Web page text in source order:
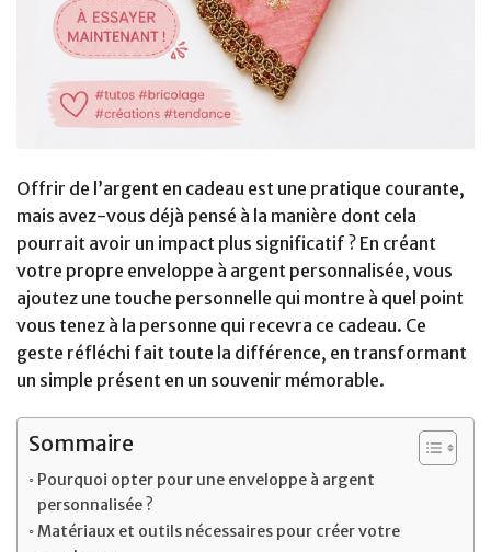
Offrir de l’argent en cadeau est une pratique courante,
mais avez-vous déjà pensé à la manière dont cela
pourrait avoir un impact plus significatif ? En créant
votre propre enveloppe à argent personnalisée, vous
ajoutez une touche personnelle qui montre à quel point
vous tenez à la personne qui recevra ce cadeau. Ce
geste réfléchi fait toute la différence, en transformant
un simple présent en un souvenir mémorable.
Sommaire
Pourquoi opter pour une enveloppe à argent
personnalisée ?
Matériaux et outils nécessaires pour créer votre